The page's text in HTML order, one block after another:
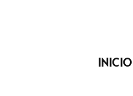
INICIO